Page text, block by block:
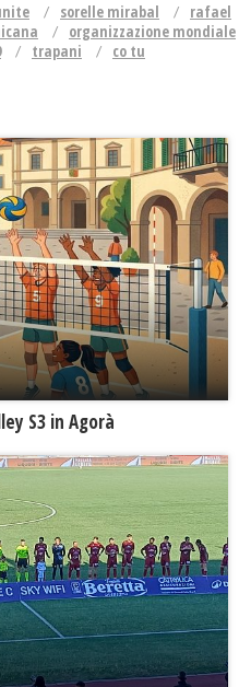
sorelle mirabal
rafael
organizzazione mondiale
trapani co tu
S3 in Agorà